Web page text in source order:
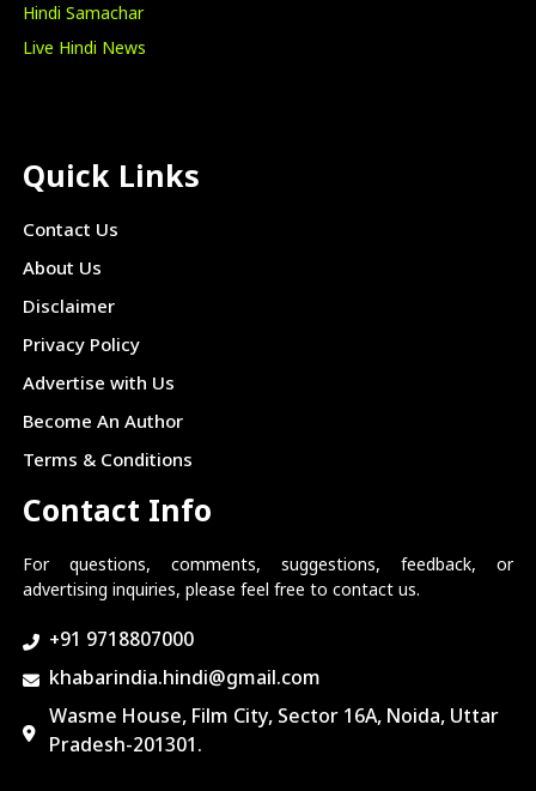
Hindi Samachar
Live Hindi News
Quick Links
Contact Us
About Us
Disclaimer
Privacy Policy
Advertise with Us
Become An Author
Terms & Conditions
Contact Info
For questions, comments, suggestions, feedback, or
advertising inquiries, please feel free to contact us.
+91 9718807000
khabarindia.hindi@gmail.com
Wasme House, Film City, Sector 16A, Noida, Uttar
Pradesh-201301.